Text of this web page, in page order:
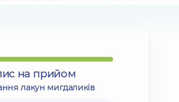
на прийом
лакун мигдаликів